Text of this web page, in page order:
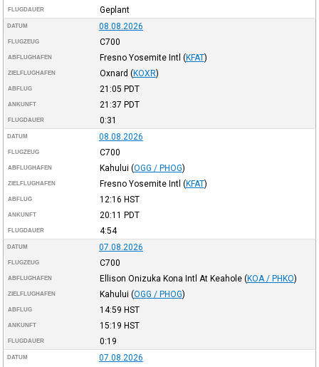
FLUGDAUER Geplant
DATUM 08.08.2026
FLUGZEUG C700
ABFLUGHAFEN Fresno Yosemite Intl (KFAT)
ZIELFLUGHAFEN Oxnard (KOXR)
ABFLUG 21:05 PDT
ANKUNFT 21:37 PDT
FLUGDAUER 0:31
DATUM 08.08.2026
FLUGZEUG C700
ABFLUGHAFEN Kahului (OGG / PHOG)
ZIELFLUGHAFEN Fresno Yosemite Intl (KFAT)
ABFLUG 12:16 HST
ANKUNFT 20:11 PDT
FLUGDAUER 4:54
DATUM 07.08.2026
FLUGZEUG C700
ABFLUGHAFEN Ellison Onizuka Kona Intl At Keahole (KOA / PHKO)
ZIELFLUGHAFEN Kahului (OGG / PHOG)
ABFLUG 14:59 HST
ANKUNFT 15:19 HST
FLUGDAUER 0:19
DATUM 07.08.2026